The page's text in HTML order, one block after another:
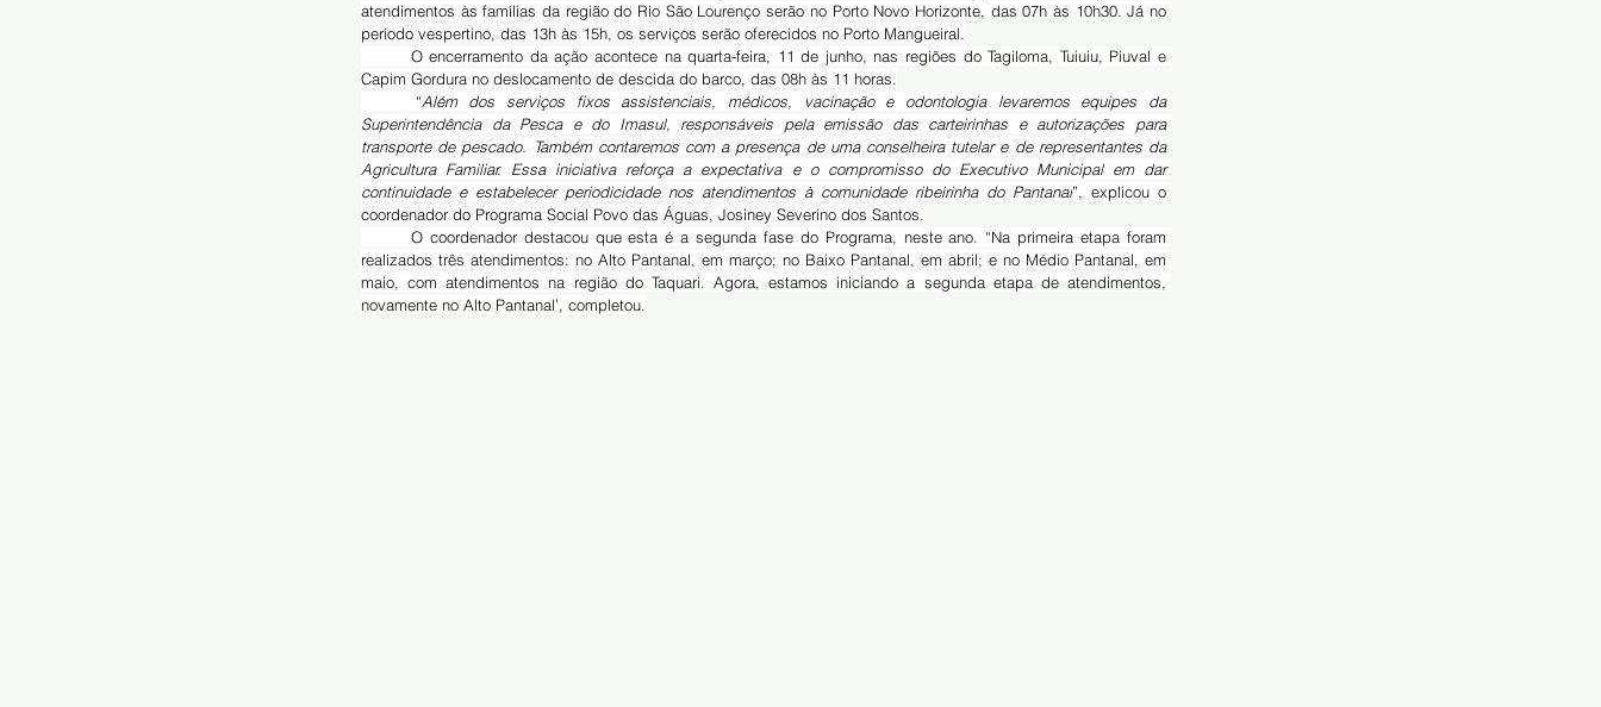
atendimentos às famílias da região do Rio São Lourenço serão no Porto Novo Horizonte, das 07h às 10h30. Já no
período vespertino, das 13h às 15h, os serviços serão oferecidos no Porto Mangueiral.
Capim Gordura no deslocamento de descida do barco, das 08h às 11 horas.
	“
Além dos serviços fixos assistenciais, médicos, vacinação e odontologia levaremos equipes da
Superintendência da Pesca e do Imasul, responsáveis pela emissão das carteirinhas e autorizações para
transporte de pescado. Também contaremos com a presença de uma conselheira tutelar e de representantes da
Agricultura Familiar. Essa iniciativa reforça a expectativa e o compromisso do Executivo Municipal em dar
continuidade e estabelecer periodicidade nos atendimentos à comunidade ribeirinha do Pantanal”, explicou o
coordenador do Programa Social Povo das Águas, Josiney Severino dos Santos.
realizados três atendimentos: no Alto Pantanal, em março; no Baixo Pantanal, em abril; e no Médio Pantanal, em
maio, com atendimentos na região do Taquari. Agora, estamos iniciando a segunda etapa de atendimentos,
novamente no Alto Pantanal’, completou.